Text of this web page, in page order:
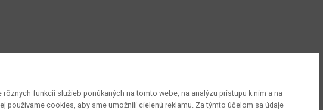
funkcií služieb ponúkaných na tomto webe, na analýzu prístupu k nim a na
používame cookies, aby sme umožnili cielenú reklamu. Za týmto účelom sa údaje